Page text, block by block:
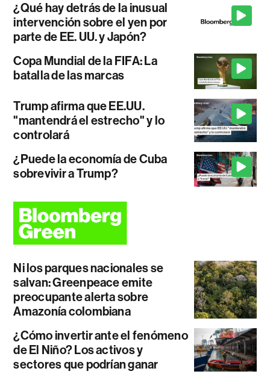
¿Qué hay detrás de la inusual
intervención sobre el yen por
parte de EE. UU. y Japón?
Copa Mundial de la FIFA: La
batalla de las marcas
Trump afirma que EE.UU.
"mantendrá el estrecho" y lo
controlará
¿Puede la economía de Cuba
sobrevivir a Trump?
Ni los parques nacionales se
salvan: Greenpeace emite
preocupante alerta sobre
Amazonía colombiana
¿Cómo invertir ante el fenómeno
de El Niño? Los activos y
sectores que podrían ganar